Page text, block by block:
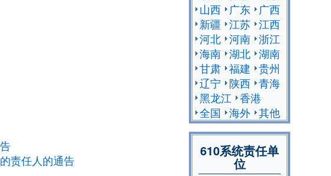
责任人的通告
山西
广东
广西
新疆 江苏 江西
河北 河南 浙江
海南 湖北 湖南
甘肃 福建 贵州
辽宁
陕西 青海
黑龙江 香港
全国 海外 其他
610系统责任单
位